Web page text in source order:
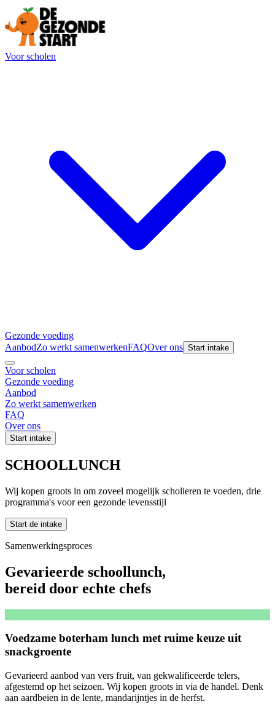
Voor scholen
Gezonde voeding
AanbodZo werkt samenwerkenFAQOver ons Start intake
Voor scholen
Gezonde voeding
Aanbod
Zo werkt samenwerken
FAQ
Over ons
Start intake
SCHOOLLUNCH
Wij kopen groots in om zoveel mogelijk scholieren te voeden, drie
programma's voor een gezonde levensstijl
Start de intake
Samenwerkingsproces
Gevarieerde schoollunch,
bereid door echte chefs
Voedzame boterham lunch met ruime keuze uit
snackgroente
Gevarieerd aanbod van vers fruit, van gekwalificeerde telers,
afgestemd op het seizoen. Wij kopen groots in via de handel. Denk
aan aardbeien in de lente, mandarijntjes in de herfst.